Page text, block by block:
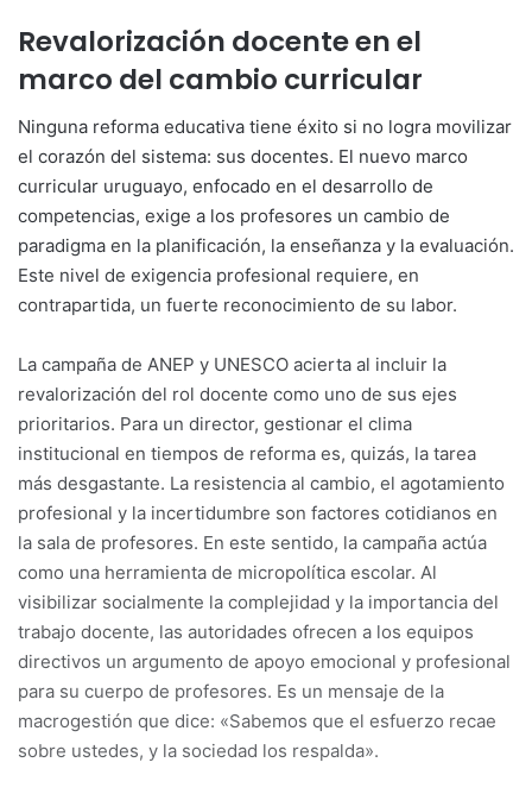
Revalorización docente en el
marco del cambio curricular
Ninguna reforma educativa tiene éxito si no logra movilizar
el corazón del sistema: sus docentes. El nuevo marco
curricular uruguayo, enfocado en el desarrollo de
competencias, exige a los profesores un cambio de
paradigma en la planificación, la enseñanza y la evaluación.
Este nivel de exigencia profesional requiere, en
contrapartida, un fuerte reconocimiento de su labor.
La campaña de ANEP y UNESCO acierta al incluir la
revalorización del rol docente como uno de sus ejes
prioritarios. Para un director, gestionar el clima
institucional en tiempos de reforma es, quizás, la tarea
más desgastante. La resistencia al cambio, el agotamiento
profesional y la incertidumbre son factores cotidianos en
la sala de profesores. En este sentido, la campaña actúa
como una herramienta de micropolítica escolar. Al
visibilizar socialmente la complejidad y la importancia del
trabajo docente, las autoridades ofrecen a los equipos
directivos un argumento de apoyo emocional y profesional
para su cuerpo de profesores. Es un mensaje de la
macrogestión que dice: «Sabemos que el esfuerzo recae
sobre ustedes, y la sociedad los respalda».